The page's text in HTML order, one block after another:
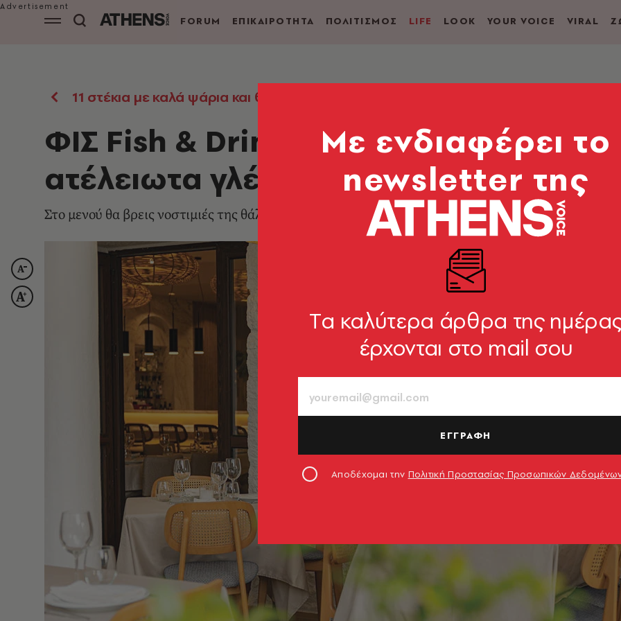
FORUM ΕΠΙΚΑΙΡΟΤΗΤΑ ΠΟΛΙΤΙΣΜΟΣ LIFE LOOK YOUR VOICE VIRAL
11 στέκια με καλά ψάρια και θαλασσομεζέδες
ΦΙΣ Fish & Drinks: Τέλεια ψαροφαγία
ατέλειωτα γλέντια
Στο μενού θα βρεις νοστιμιές της θάλασσας που έρχονται απ’ όλο το Αιγαίο και σερβίρονται σε
Mε ενδιαφέρει το
newsletter της
Tα καλύτερα άρθρα της
έρχονται στο mail σου
ΕΓΓΡΑΦΗ
Αποδέχομαι την Πολιτική Προστασίας Προσωπικών